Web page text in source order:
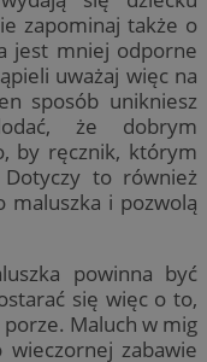
zapominaj także o
jest mniej odporne
uważaj więc na
sposób unikniesz
że dobrym
by ręcznik, którym
Dotyczy to również
maluszka i pozwolą
powinna być
się więc o to,
Maluch w mig
zabawie